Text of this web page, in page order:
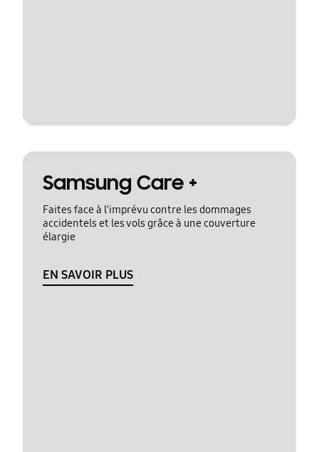
Samsung Care +
Faites face à l’imprévu contre les dommages
accidentels et les vols grâce à une couverture
élargie
EN SAVOIR PLUS